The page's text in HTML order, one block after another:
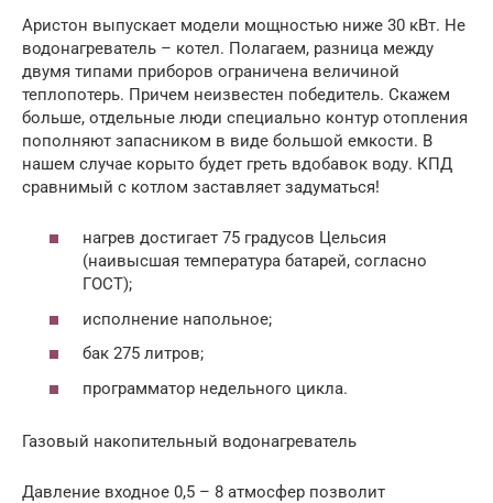
Аристон выпускает модели мощностью ниже 30 кВт. Не
водонагреватель – котел. Полагаем, разница между
двумя типами приборов ограничена величиной
теплопотерь. Причем неизвестен победитель. Скажем
больше, отдельные люди специально контур отопления
пополняют запасником в виде большой емкости. В
нашем случае корыто будет греть вдобавок воду. КПД
сравнимый с котлом заставляет задуматься!
нагрев достигает 75 градусов Цельсия
(наивысшая температура батарей, согласно
ГОСТ);
исполнение напольное;
бак 275 литров;
программатор недельного цикла.
Газовый накопительный водонагреватель
Давление входное 0,5 – 8 атмосфер позволит